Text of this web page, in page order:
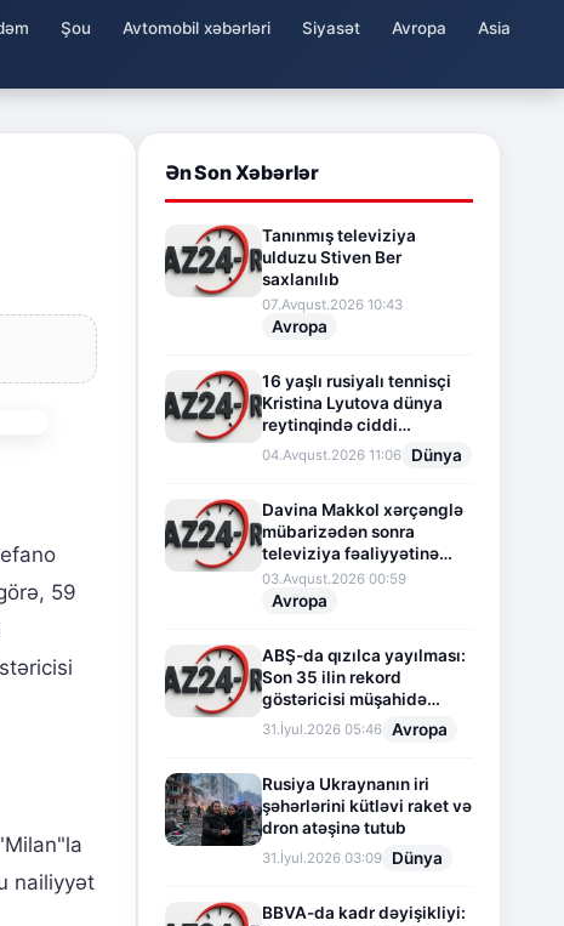
Şou Avtomobil xəbərləri Siyasət Avropa
Asia
59
nailiyyət
Ən Son Xəbərlər
Tanınmış televiziya
ulduzu Stiven Ber
saxlanılıb
07.Avqust.2026 10:43
Avropa
16 yaşlı rusiyalı tennisçi
Kristina Lyutova dünya
reytinqində ciddi
irəliləyişə imza atdı
04.Avqust.2026 11:06 Dünya
Davina Makkol xərçənglə
mübarizədən sonra
televiziya fəaliyyətinə
fasilə verir
03.Avqust.2026 00:59
Avropa
ABŞ-da qızılca yayılması:
Son 35 ilin rekord
göstəricisi müşahidə
olunur
31.İyul.2026 05:46 Avropa
Rusiya Ukraynanın iri
şəhərlərini kütləvi raket və
dron atəşinə tutub
31.İyul.2026 03:09 Dünya
BBVA-da kadr dəyişikliyi: